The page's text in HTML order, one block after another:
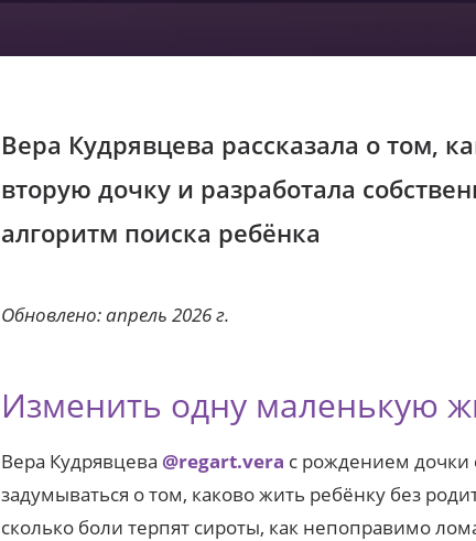
Вера Кудрявцева рассказала о том,
вторую дочку и разработала
алгоритм поиска ребёнка
Обновлено: апрель 2026 г.
Изменить одну маленькую
Вера Кудрявцева @regart.vera c рождением дочки
задумываться о том, каково жить ребёнку без
сколько боли терпят сироты, как непоправимо